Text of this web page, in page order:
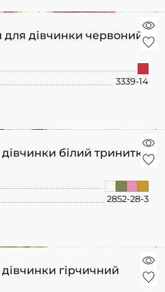
дівчинки червоний
3339-14
білий тринитка
2852-28-3
гірчичний